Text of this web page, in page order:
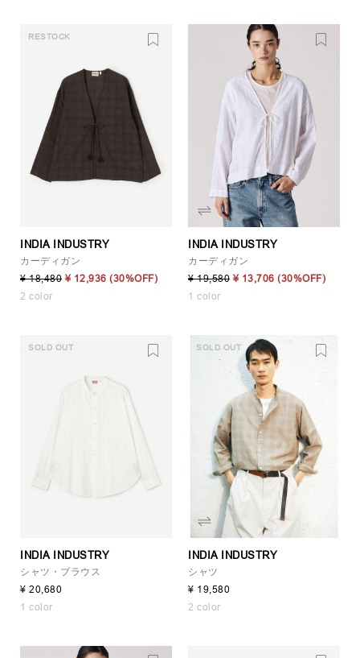
RESTOCK
INDIA INDUSTRY
カーディガン
¥ 18,480 ¥ 12,936 (30%OFF)
2 color
INDIA INDUSTRY
カーディガン
¥ 19,580 ¥ 13,706 (30%OFF)
1 color
SOLD OUT
INDIA INDUSTRY
シャツ・ブラウス
¥ 20,680
1 color
SOLD OUT
INDIA INDUSTRY
シャツ
¥ 19,580
2 color